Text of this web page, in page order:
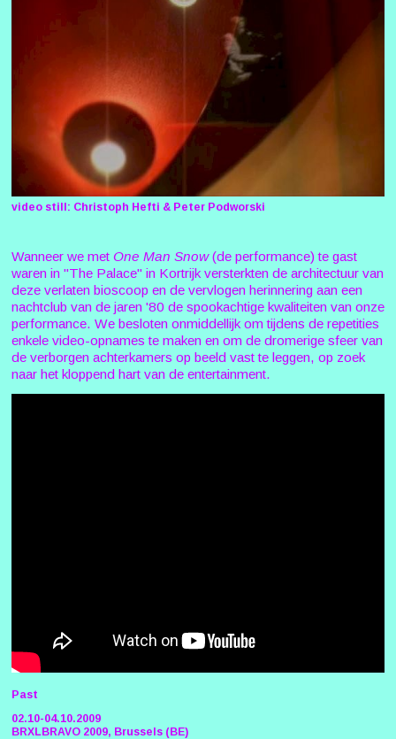
video still: Christoph Hefti & Peter Podworski
Wanneer we met One Man Snow(de performance) te gast
waren in "The Palace" in Kortrijk versterkten de architectuur van
deze verlaten bioscoop en de vervlogen herinnering aan een
nachtclub van de jaren '80 de spookachtige kwaliteiten van onze
performance. We besloten onmiddellijk om tijdens de repetities
enkele video-opnames te maken en om de dromerige sfeer van
de verborgen achterkamers op beeld vast te leggen, op zoek
naar het kloppend hart van de entertainment.
Past
02.10-04.10.2009
BRXLBRAVO 2009, Brussels (BE)